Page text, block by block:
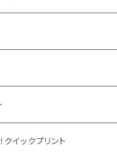
ォン
ズールド
ベント会場物販品
ジナルお土産品
イックプリント